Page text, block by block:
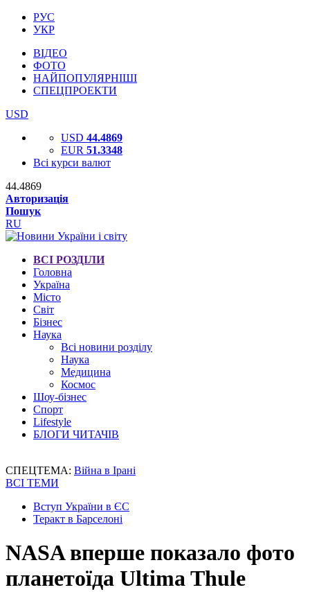
РУС
УКР
ВІДЕО
ФОТО
НАЙПОПУЛЯРНІШІ
СПЕЦПРОЕКТИ
USD
USD 44.4869
EUR 51.3348
Всі курси валют
44.4869
Авторизація
Пошук
RU
ВСІ РОЗДІЛИ
Головна
Україна
Місто
Світ
Бізнес
Наука
Всі новини розділу
Наука
Медицина
Космос
Шоу-бізнес
Спорт
Lifestyle
БЛОГИ ЧИТАЧІВ
СПЕЦТЕМА: Війна в Ірані
ВСІ ТЕМИ
Вступ України в ЄС
Теракт в Барселоні
NASA вперше показало фото
планетоїда Ultima Thule